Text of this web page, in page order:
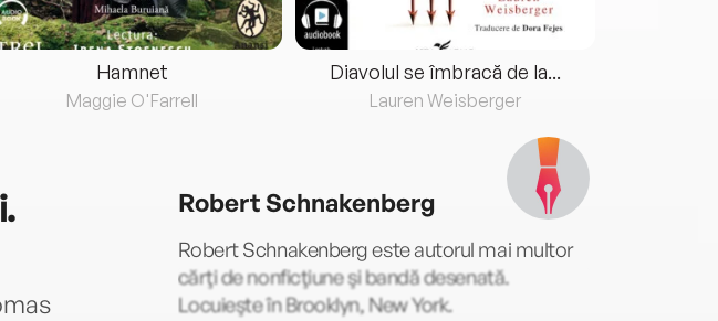
Hamnet
Maggie O'Farrell
Diavolul se îmbracă de la...
Lauren Weisberger
Robert Schnakenberg
Robert Schnakenberg este autorul mai multor
cărţi de nonficţiune şi bandă desenată.
Locuieşte în Brooklyn, New York.